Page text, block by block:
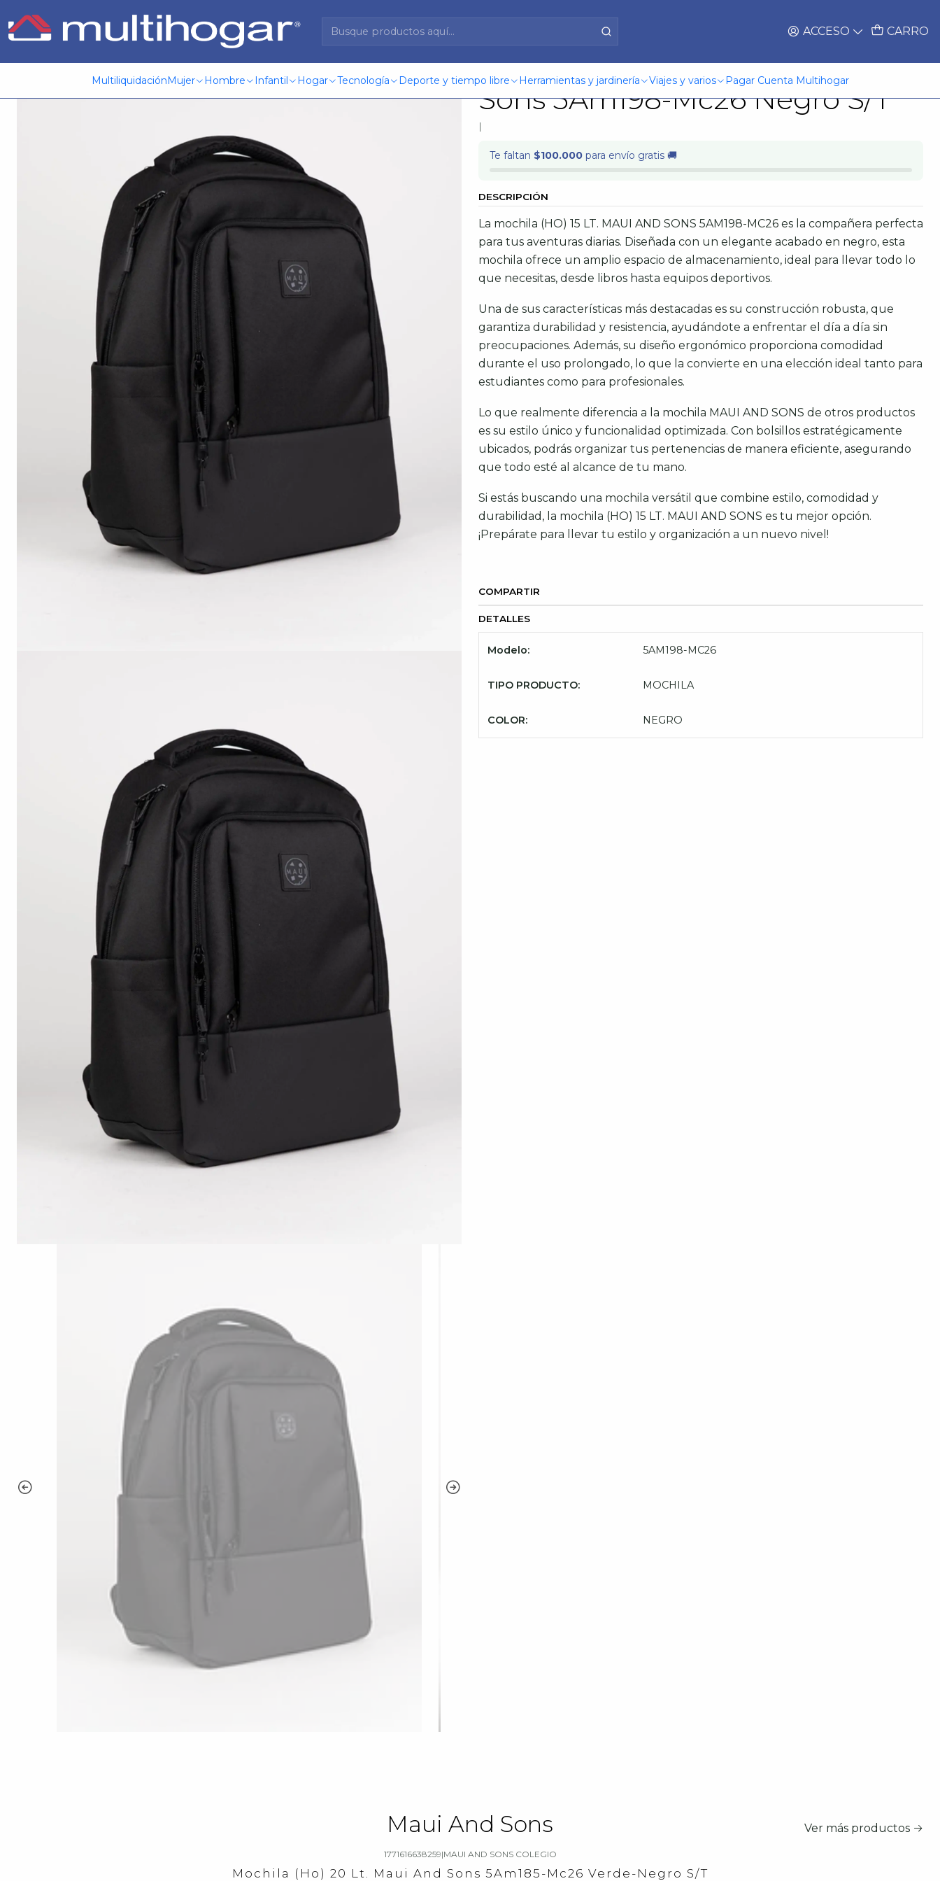
ACCESO CARRO
MultiliquidaciónMujer Hombre Infantil Hogar Tecnología Deporte y tiempo libre Herramientas y jardinería Viajes y varios Pagar Cuenta Multihogar
Inicio Mochila
Mochila (Ho) 15 Lt. Maui And
Sons 5Am198-Mc26 Negro S/T
|
Te faltan $100.000 para envío gratis 🚚
DESCRIPCIÓN
La mochila (HO) 15 LT. MAUI AND SONS 5AM198-MC26 es la compañera perfecta
para tus aventuras diarias. Diseñada con un elegante acabado en negro, esta
mochila ofrece un amplio espacio de almacenamiento, ideal para llevar todo lo
que necesitas, desde libros hasta equipos deportivos.
Una de sus características más destacadas es su construcción robusta, que
garantiza durabilidad y resistencia, ayudándote a enfrentar el día a día sin
preocupaciones. Además, su diseño ergonómico proporciona comodidad
durante el uso prolongado, lo que la convierte en una elección ideal tanto para
estudiantes como para profesionales.
Lo que realmente diferencia a la mochila MAUI AND SONS de otros productos
es su estilo único y funcionalidad optimizada. Con bolsillos estratégicamente
ubicados, podrás organizar tus pertenencias de manera eficiente, asegurando
que todo esté al alcance de tu mano.
Si estás buscando una mochila versátil que combine estilo, comodidad y
durabilidad, la mochila (HO) 15 LT. MAUI AND SONS es tu mejor opción.
¡Prepárate para llevar tu estilo y organización a un nuevo nivel!
COMPARTIR
DETALLES
Modelo: 5AM198-MC26
TIPO PRODUCTO: MOCHILA
COLOR: NEGRO
Maui And Sons Ver más productos
1771616638259|MAUI AND SONS COLEGIO
Mochila (Ho) 20 Lt. Maui And Sons 5Am185-Mc26 Verde-Negro S/T